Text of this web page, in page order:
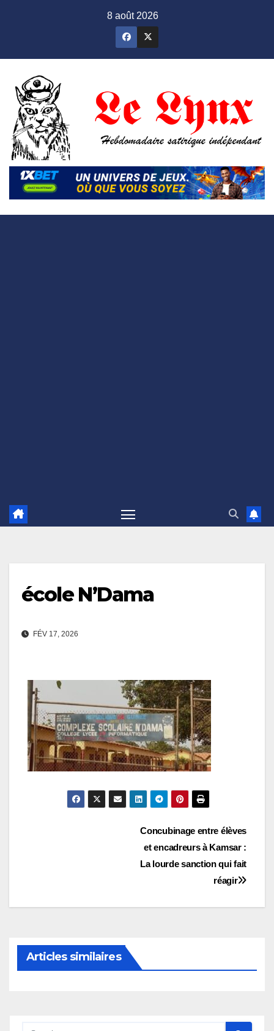
8 août 2026
école N’Dama
FÉV 17, 2026
Concubinage entre élèves
et encadreurs à Kamsar :
La lourde sanction qui fait
réagir
Articles similaires